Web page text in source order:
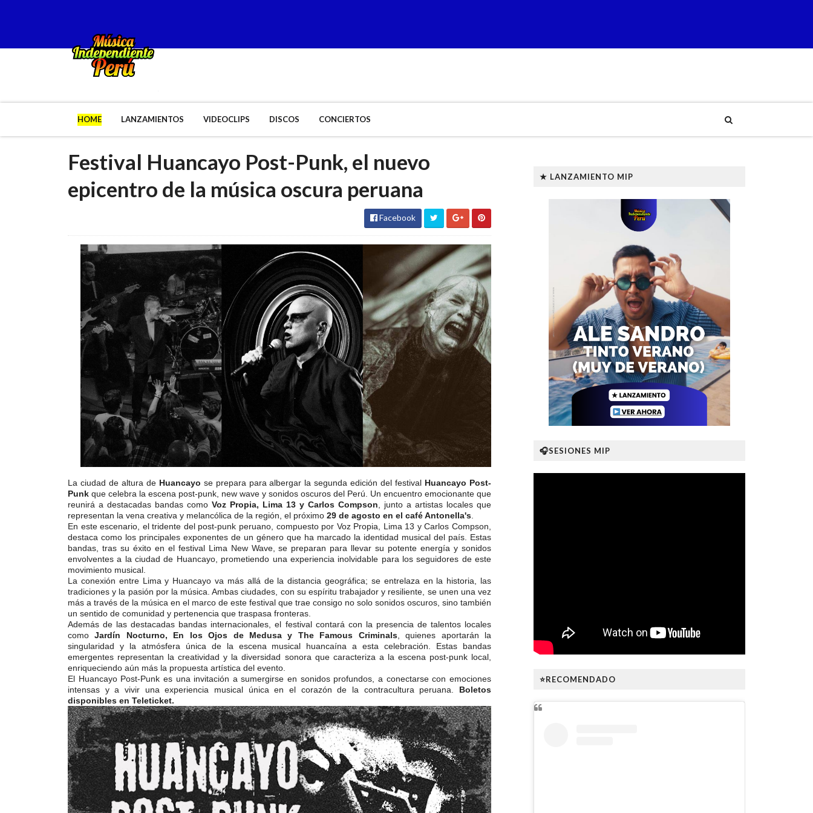
HOME LANZAMIENTOS VIDEOCLIPS DISCOS CONCIERTOS
Festival Huancayo Post-Punk, el nuevo
epicentro de la música oscura peruana
Facebook
La ciudad de altura de Huancayo se prepara para albergar la segunda edición del festival Huancayo Post-
Punk que celebra la escena post-punk, new wave y sonidos oscuros del Perú. Un encuentro emocionante que
reunirá a destacadas bandas como Voz Propia, Lima 13 y Carlos Compson , junto a artistas locales que
representan la vena creativa y melancólica de la región, el próximo 29 de agosto en el café Antonella's
En este escenario, el tridente del post-punk peruano, compuesto por Voz Propia, Lima 13 y Carlos Compson,
destaca como los principales exponentes de un género que ha marcado la identidad musical del país. Estas
bandas, tras su éxito en el festival Lima New Wave, se preparan para llevar su potente energía y sonidos
envolventes a la ciudad de Huancayo, prometiendo una experiencia inolvidable para los seguidores de este
movimiento musical.
La conexión entre Lima y Huancayo va más allá de la distancia geográfica; se entrelaza en la historia, las
tradiciones y la pasión por la música. Ambas ciudades, con su espíritu trabajador y resiliente, se unen una vez
más a través de la música en el marco de este festival que trae consigo no solo sonidos oscuros, sino también
un sentido de comunidad y pertenencia que traspasa fronteras.
Además de las destacadas bandas internacionales, el festival contará con la presencia de talentos locales
comoJardín Nocturno, En los Ojos de Medusa y The Famous Criminals, quienes aportarán la
singularidad y la atmósfera única de la escena musical huancaína a esta celebración. Estas bandas
emergentes representan la creatividad y la diversidad sonora que caracteriza a la escena post-punk local,
enriqueciendo aún más la propuesta artística del evento.
El Huancayo Post-Punk es una invitación a sumergirse en sonidos profundos, a conectarse con emociones
intensas y a vivir una experiencia musical única en el corazón de la contracultura peruana. Boletos
disponibles en Teleticket.
★ LANZAMIENTO MIP
🎧SESIONES MIP
⭐RECOMENDADO